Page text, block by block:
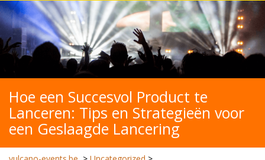
Hoe een Succesvol Product te
Lanceren: Tips en Strategieën voor
een Geslaagde Lancering